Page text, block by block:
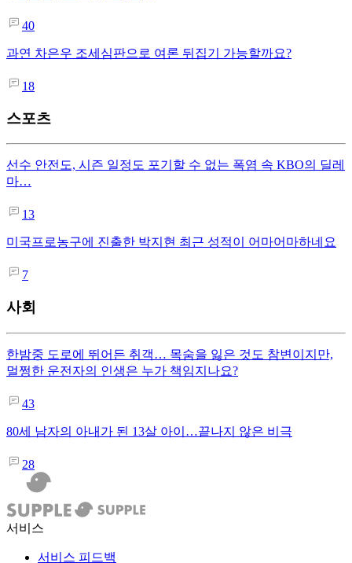
40
과연 차은우 조세심판으로 여론 뒤집기 가능할까요?
18
스포츠
선수 안전도, 시즌 일정도 포기할 수 없는 폭염 속 KBO의 딜레
마…
13
미국프로농구에 진출한 박지현 최근 성적이 어마어마하네요
7
사회
한밤중 도로에 뛰어든 취객… 목숨을 잃은 것도 참변이지만,
멀쩡한 운전자의 인생은 누가 책임지나요?
43
80세 남자의 아내가 된 13살 아이…끝나지 않은 비극
28
서비스
서비스 피드백